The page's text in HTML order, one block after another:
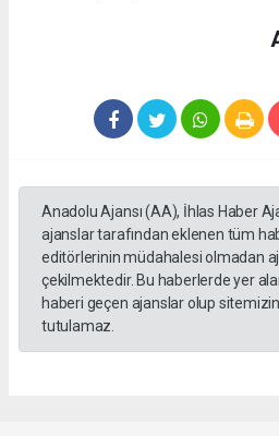
Anadolu Ajansı (AA), İhlas Haber
ajanslar tarafından eklenen tüm
editörlerinin müdahalesi olmadan
çekilmektedir. Bu haberlerde yer
haberi geçen ajanslar olup
tutulamaz.